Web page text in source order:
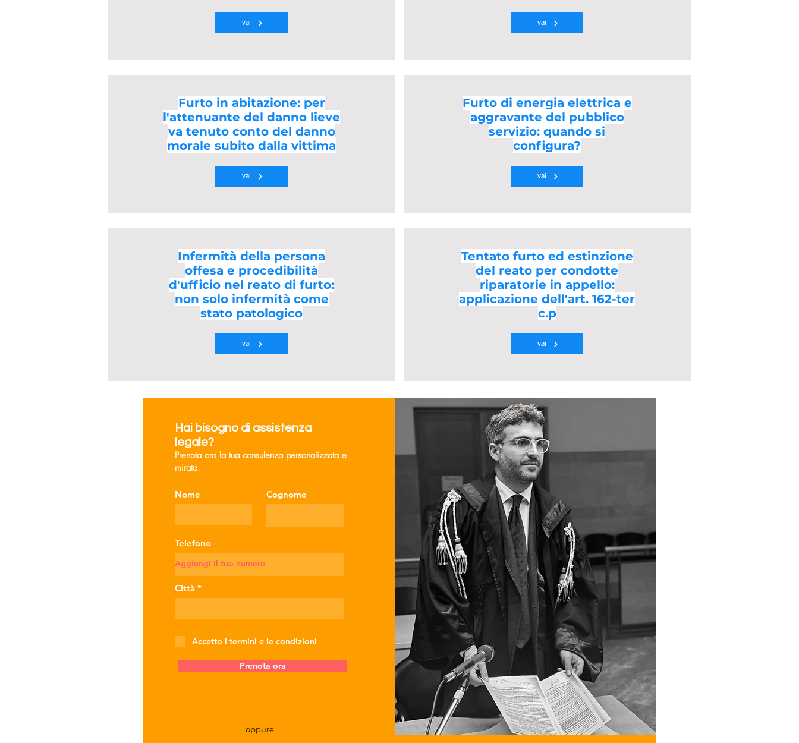
vai
Furto in abitazione: per
l'attenuante del danno lieve
va tenuto conto del danno
morale subito dalla vittima
vai
Infermità della persona
offesa e procedibilità
d'ufficio nel reato di furto:
non solo infermità come
stato patologico
vai
vai
Furto di energia elettrica e
aggravante del pubblico
servizio: quando si
configura?
vai
Tentato furto ed estinzione
del reato per condotte
riparatorie in appello:
applicazione dell'art. 162-ter
c.p
vai
Hai bisogno di assistenza
legale?
Prenota ora la tua consulenza personalizzata e
mirata.
Nome Cognome
Telefono
Città
Accetto i termini e le condizioni
Prenota ora
oppure